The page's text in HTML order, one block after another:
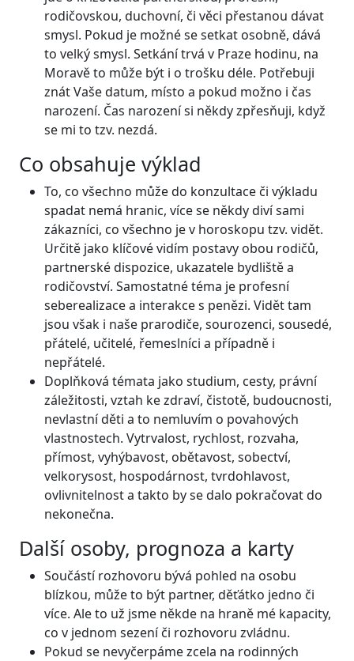
rodičovskou, duchovní, či věci přestanou dávat
smysl. Pokud je možné se setkat osobně, dává
to velký smysl. Setkání trvá v Praze hodinu, na
Moravě to může být i o trošku déle. Potřebuji
znát Vaše datum, místo a pokud možno i čas
narození. Čas narození si někdy zpřesňuji, když
se mi to tzv. nezdá.
Co obsahuje výklad
To, co všechno může do konzultace či výkladu
spadat nemá hranic, více se někdy diví sami
zákazníci, co všechno je v horoskopu tzv. vidět.
Určitě jako klíčové vidím postavy obou rodičů,
partnerské dispozice, ukazatele bydliště a
rodičovství. Samostatné téma je profesní
seberealizace a interakce s penězi. Vidět tam
jsou však i naše prarodiče, sourozenci, sousedé,
přátelé, učitelé, řemeslníci a případně i
nepřátelé.
Doplňková témata jako studium, cesty, právní
záležitosti, vztah ke zdraví, čistotě, budoucnosti,
nevlastní děti a to nemluvím o povahových
vlastnostech. Vytrvalost, rychlost, rozvaha,
přímost, vyhýbavost, obětavost, sobectví,
velkorysost, hospodárnost, tvrdohlavost,
ovlivnitelnost a takto by se dalo pokračovat do
nekonečna.
Další osoby, prognoza a karty
Součástí rozhovoru bývá pohled na osobu
blízkou, může to být partner, děťátko jedno či
více. Ale to už jsme někde na hraně mé kapacity,
co v jednom sezení či rozhovoru zvládnu.
Pokud se nevyčerpáme zcela na rodinných